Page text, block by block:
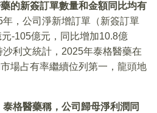
的新簽訂單數量和金額同比均有
年，公司淨新增訂單（新簽訂單
-105億元，同比增加10.8億
利文統計，2025年泰格醫藥在
場占有率繼續位列第一，龍頭地
格醫藥稱，公司歸母淨利潤同